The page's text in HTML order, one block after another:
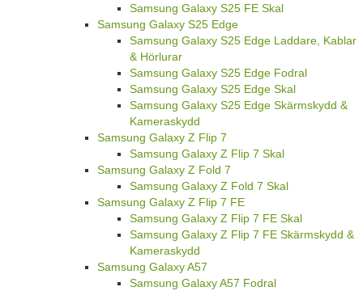
Samsung Galaxy S25 FE Skal
Samsung Galaxy S25 Edge
Samsung Galaxy S25 Edge Laddare, Kablar
& Hörlurar
Samsung Galaxy S25 Edge Fodral
Samsung Galaxy S25 Edge Skal
Samsung Galaxy S25 Edge Skärmskydd &
Kameraskydd
Samsung Galaxy Z Flip 7
Samsung Galaxy Z Flip 7 Skal
Samsung Galaxy Z Fold 7
Samsung Galaxy Z Fold 7 Skal
Samsung Galaxy Z Flip 7 FE
Samsung Galaxy Z Flip 7 FE Skal
Samsung Galaxy Z Flip 7 FE Skärmskydd &
Kameraskydd
Samsung Galaxy A57
Samsung Galaxy A57 Fodral